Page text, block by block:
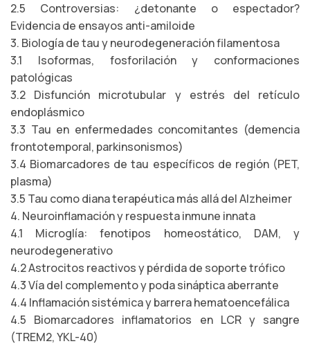
2.5 Controversias: ¿detonante o espectador?
Evidencia de ensayos anti-amiloide
3. Biología de tau y neurodegeneración filamentosa
3.1 Isoformas, fosforilación y conformaciones
patológicas
3.2 Disfunción microtubular y estrés del retículo
endoplásmico
3.3 Tau en enfermedades concomitantes (demencia
frontotemporal, parkinsonismos)
3.4 Biomarcadores de tau específicos de región (PET,
plasma)
3.5 Tau como diana terapéutica más allá del Alzheimer
4. Neuroinflamación y respuesta inmune innata
4.1 Microglía: fenotipos homeostático, DAM, y
neurodegenerativo
4.2 Astrocitos reactivos y pérdida de soporte trófico
4.3 Vía del complemento y poda sináptica aberrante
4.4 Inflamación sistémica y barrera hematoencefálica
4.5 Biomarcadores inflamatorios en LCR y sangre
(TREM2, YKL-40)